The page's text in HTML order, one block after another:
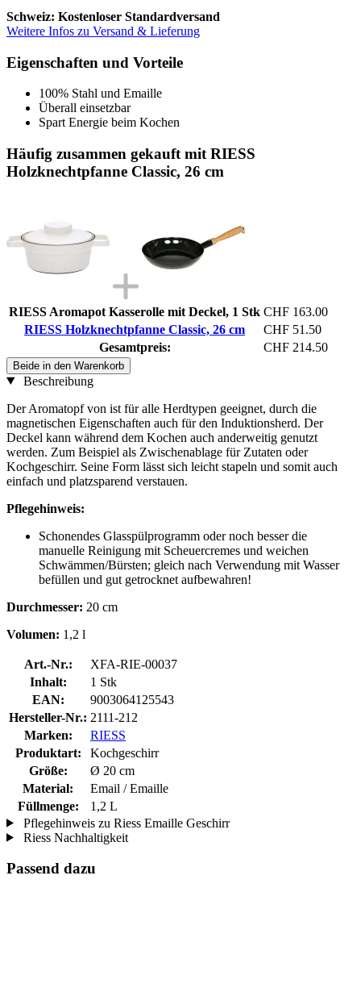
Schweiz: Kostenloser Standardversand
Weitere Infos zu Versand & Lieferung
Eigenschaften und Vorteile
100% Stahl und Emaille
Überall einsetzbar
Spart Energie beim Kochen
Häufig zusammen gekauft mit RIESS
Holzknechtpfanne Classic, 26 cm
RIESS Aromapot Kasserolle mit Deckel, 1 Stk CHF 163.00
RIESS Holzknechtpfanne Classic, 26 cm
CHF 51.50
Gesamtpreis:
CHF 214.50
Beide in den Warenkorb
Beschreibung
Der Aromatopf von ist für alle Herdtypen geeignet, durch die
magnetischen Eigenschaften auch für den Induktionsherd. Der
Deckel kann während dem Kochen auch anderweitig genutzt
werden. Zum Beispiel als Zwischenablage für Zutaten oder
Kochgeschirr. Seine Form lässt sich leicht stapeln und somit auch
einfach und platzsparend verstauen.
Pflegehinweis:
Schonendes Glasspülprogramm oder noch besser die
manuelle Reinigung mit Scheuercremes und weichen
Schwämmen/Bürsten; gleich nach Verwendung mit Wasser
befüllen und gut getrocknet aufbewahren!
Durchmesser: 20 cm
Volumen: 1,2 l
Art.-Nr.:
XFA-RIE-00037
Inhalt:
1 Stk
EAN:
9003064125543
Hersteller-Nr.: 2111-212
Marken:
RIESS
Produktart:
Kochgeschirr
Größe:
Ø 20 cm
Material:
Email / Emaille
Füllmenge:
1,2 L
Pflegehinweis zu Riess Emaille Geschirr
Riess Nachhaltigkeit
Passend dazu